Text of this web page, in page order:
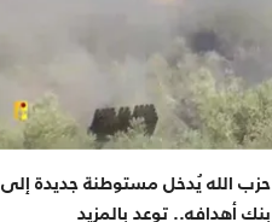
حزب الله يُدخل مستوطنة جديدة إلى
بنك أهدافه.. توعد بالمزيد